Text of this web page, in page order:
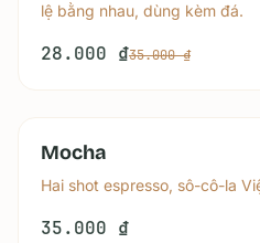
lệ bằng nhau, dùng kèm đá.
28.000 ₫35.000 ₫
Mocha
Hai shot espresso, sô-cô-la
35.000 ₫